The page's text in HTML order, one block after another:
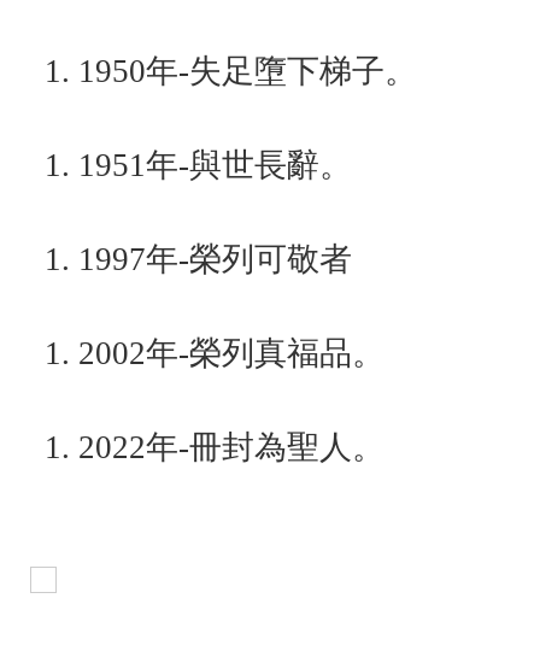
1950年-失足墮下梯子。
1951年-與世長辭。
1997年-榮列可敬者
2002年-榮列真福品。
2022年-冊封為聖人。